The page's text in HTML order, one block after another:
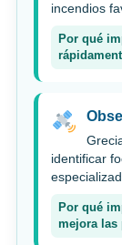
incendios
Por qué
identificar
Por qué
mejora las